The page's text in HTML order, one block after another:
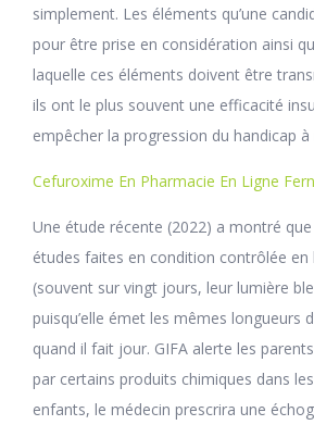
simplement. Les éléments qu’une
pour être prise en considération ainsi
laquelle ces éléments doivent être
ils ont le plus souvent une efficacité
empêcher la progression du handicap
Cefuroxime En Pharmacie En Ligne
Une étude récente (2022) a montré
études faites en condition contrôlée en
(souvent sur vingt jours, leur lumière
puisqu’elle émet les mêmes longueurs
quand il fait jour. GIFA alerte les
par certains produits chimiques dans
enfants, le médecin prescrira une